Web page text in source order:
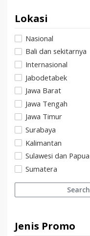
Lokasi
Nasional
Bali dan sekitarnya
Internasional
Jabodetabek
Jawa Barat
Jawa Tengah
Jawa Timur
Surabaya
Kalimantan
Sulawesi dan Papua
Sumatera
Search
Jenis Promo